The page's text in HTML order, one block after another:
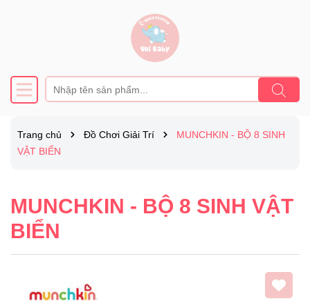
Trang chủ Đồ Chơi Giải Trí
MUNCHKIN - BỘ 8 SINH
VẬT BIỂN
MUNCHKIN - BỘ 8 SINH VẬT
BIỂN